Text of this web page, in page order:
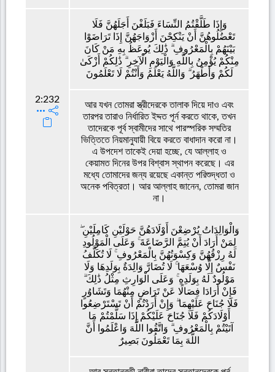
2:232
وَإِذَا طَلَّقْتُمُ النِّسَاءَ فَبَلَغْنَ أَجَلَهُنَّ فَلَا
تَعْضُلُوهُنَّ أَنْ يَنْكِحْنَ أَزْوَاجَهُنَّ إِذَا تَرَاضَوْا
بَيْنَهُمْ بِالْمَعْرُوفِ ۗ ذَٰلِكَ يُوعَظُ بِهِ مَنْ كَانَ
مِنْكُمْ يُؤْمِنُ بِاللَّهِ وَالْيَوْمِ الْآخِرِ ۗ ذَٰلِكُمْ أَزْكَىٰ
لَكُمْ وَأَطْهَرُ ۗ وَاللَّهُ يَعْلَمُ وَأَنْتُمْ لَا تَعْلَمُونَ
আর যখন তোমরা স্ত্রীদেরকে তালাক দিয়ে দাও এবং
তারপর তারাও নির্ধারিত ইদ্দত পূর্ন করতে থাকে, তখন
তাদেরকে পূর্ব স্বামীদের সাথে পারস্পরিক সম্মতির
ভিত্তিতে নিয়মানুযায়ী বিয়ে করতে বাধাদান করো না।
এ উপদেশ তাকেই দেয়া হচ্ছে, যে আল্লাহ ও
কেয়ামত দিনের উপর বিশ্বাস স্থাপন করেছে। এর
মধ্যে তোমাদের জন্য রয়েছে একান্ত পরিশুদ্ধতা ও
অনেক পবিত্রতা। আর আল্লাহ জানেন, তোমরা জান
না।
وَالْوَالِدَاتُ يُرْضِعْنَ أَوْلَادَهُنَّ حَوْلَيْنِ كَامِلَيْنِ ۖ
لِمَنْ أَرَادَ أَنْ يُتِمَّ الرَّضَاعَةَ ۚ وَعَلَى الْمَوْلُودِ
لَهُ رِزْقُهُنَّ وَكِسْوَتُهُنَّ بِالْمَعْرُوفِ ۚ لَا تُكَلَّفُ
نَفْسٌ إِلَّا وُسْعَهَا ۚ لَا تُضَارَّ وَالِدَةٌ بِوَلَدِهَا وَلَا
مَوْلُودٌ لَهُ بِوَلَدِهِ ۚ وَعَلَى الْوَارِثِ مِثْلُ ذَٰلِكَ ۗ
فَإِنْ أَرَادَا فِصَالًا عَنْ تَرَاضٍ مِنْهُمَا وَتَشَاوُرٍ
فَلَا جُنَاحَ عَلَيْهِمَا ۗ وَإِنْ أَرَدْتُمْ أَنْ تَسْتَرْضِعُوا
أَوْلَادَكُمْ فَلَا جُنَاحَ عَلَيْكُمْ إِذَا سَلَّمْتُمْ مَا
آتَيْتُمْ بِالْمَعْرُوفِ ۗ وَاتَّقُوا اللَّهَ وَاعْلَمُوا أَنَّ
اللَّهَ بِمَا تَعْمَلُونَ بَصِيرٌ